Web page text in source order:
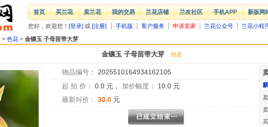
首页 买兰花 卖兰花 我的交易 兰花店铺 兰友社区 手机APP 新版网
您好，欢迎您！ [登录] 或 [注册] 手机版 客户服务 申请卖家 兰花公众号 兰花小程
> 色花 > 金镶玉 子母苗带大芽
金镶玉 子母苗带大芽 拍卖
物品编号：
2025510164934162105
起 拍 价：
0.0 元， 加价幅度： 10.0 元
最新叫价：
30.0 元